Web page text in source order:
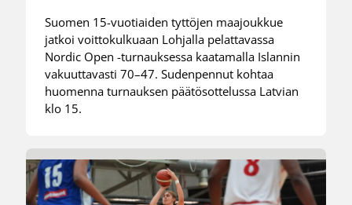
Suomen 15-vuotiaiden tyttöjen maajoukkue
jatkoi voittokulkuaan Lohjalla pelattavassa
Nordic Open -turnauksessa kaatamalla Islannin
vakuuttavasti 70–47. Sudenpennut kohtaa
huomenna turnauksen päätösottelussa Latvian
klo 15.